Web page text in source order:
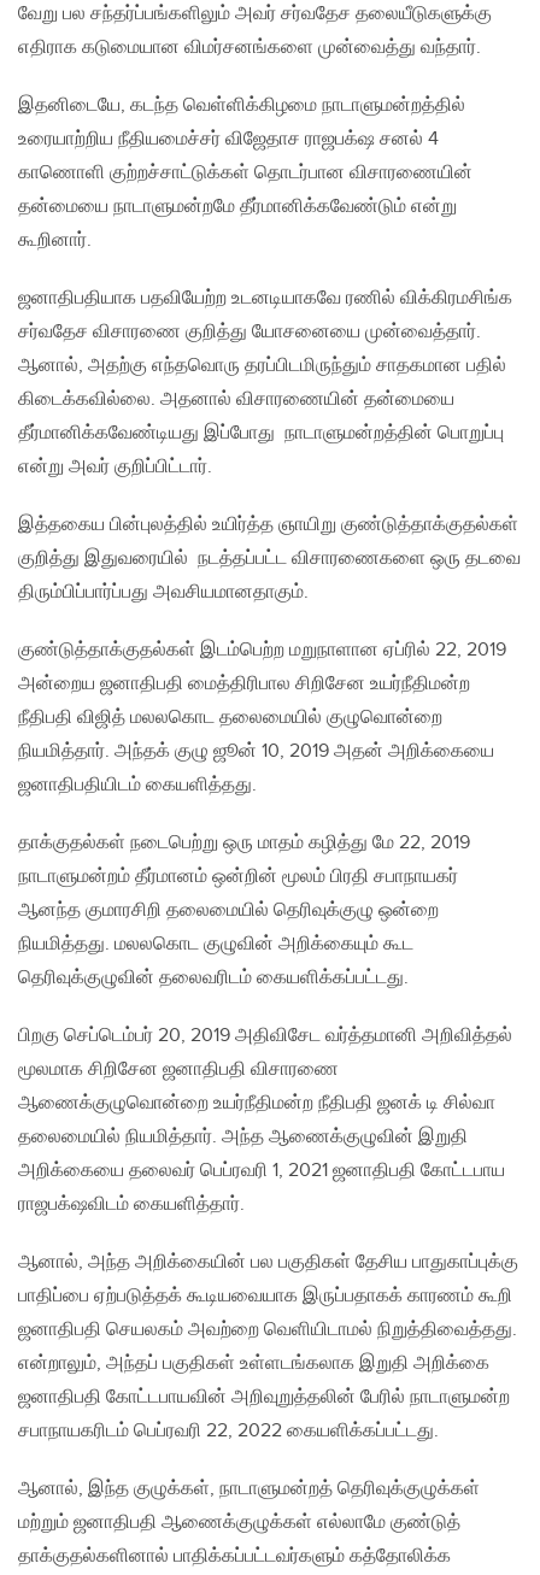
வேறு பல சந்தர்ப்பங்களிலும் அவர் சர்வதேச தலையீடுகளுக்கு
எதிராக கடுமையான விமர்சனங்களை முன்வைத்து வந்தார்.
இதனிடையே, கடந்த வெள்ளிக்கிழமை நாடாளுமன்றத்தில்
உரையாற்றிய நீதியமைச்சர் விஜேதாச ராஜபக்‌ஷ சனல் 4
காணொளி குற்றச்சாட்டுக்கள் தொடர்பான விசாரணையின்
தன்மையை நாடாளுமன்றமே தீர்மானிக்கவேண்டும் என்று
கூறினார்.
ஜனாதிபதியாக பதவியேற்ற உடனடியாகவே ரணில் விக்கிரமசிங்க
சர்வதேச விசாரணை குறித்து யோசனையை முன்வைத்தார்.
ஆனால், அதற்கு எந்தவொரு தரப்பிடமிருந்தும் சாதகமான பதில்
கிடைக்கவில்லை. அதனால் விசாரணையின் தன்மையை
தீர்மானிக்கவேண்டியது இப்போது நாடாளுமன்றத்தின் பொறுப்பு
என்று அவர் குறிப்பிட்டார்.
இத்தகைய பின்புலத்தில் உயிர்த்த ஞாயிறு குண்டுத்தாக்குதல்கள்
குறித்து இதுவரையில் நடத்தப்பட்ட விசாரணைகளை ஒரு தடவை
திரும்பிப்பார்ப்பது அவசியமானதாகும்.
குண்டுத்தாக்குதல்கள் இடம்பெற்ற மறுநாளான ஏப்ரில் 22, 2019
அன்றைய ஜனாதிபதி மைத்திரிபால சிறிசேன உயர்நீதிமன்ற
நீதிபதி விஜித் மலலகொட தலைமையில் குழுவொன்றை
நியமித்தார். அந்தக் குழு ஜூன் 10, 2019 அதன் அறிக்கையை
ஜனாதிபதியிடம் கையளித்தது.
தாக்குதல்கள் நடைபெற்று ஒரு மாதம் கழித்து மே 22, 2019
நாடாளுமன்றம் தீர்மானம் ஒன்றின் மூலம் பிரதி சபாநாயகர்
ஆனந்த குமாரசிறி தலைமையில் தெரிவுக்குழு ஒன்றை
நியமித்தது. மலலகொட குழுவின் அறிக்கையும் கூட
தெரிவுக்குழுவின் தலைவரிடம் கையளிக்கப்பட்டது.
பிறகு செப்டெம்பர் 20, 2019 அதிவிசேட வர்த்தமானி அறிவித்தல்
மூலமாக சிறிசேன ஜனாதிபதி விசாரணை
ஆணைக்குழுவொன்றை உயர்நீதிமன்ற நீதிபதி ஜனக் டி சில்வா
தலைமையில் நியமித்தார். அந்த ஆணைக்குழுவின் இறுதி
அறிக்கையை தலைவர் பெப்ரவரி 1, 2021 ஜனாதிபதி கோட்டபாய
ராஜபக்‌ஷவிடம் கையளித்தார்.
ஆனால், அந்த அறிக்கையின் பல பகுதிகள் தேசிய பாதுகாப்புக்கு
பாதிப்பை ஏற்படுத்தக் கூடியவையாக இருப்பதாகக் காரணம் கூறி
ஜனாதிபதி செயலகம் அவற்றை வெளியிடாமல் நிறுத்திவைத்தது.
என்றாலும், அந்தப் பகுதிகள் உள்ளடங்கலாக இறுதி அறிக்கை
ஜனாதிபதி கோட்டபாயவின் அறிவுறுத்தலின் பேரில் நாடாளுமன்ற
சபாநாயகரிடம் பெப்ரவரி 22, 2022 கையளிக்கப்பட்டது.
ஆனால், இந்த குழுக்கள், நாடாளுமன்றத் தெரிவுக்குழுக்கள்
மற்றும் ஜனாதிபதி ஆணைக்குழுக்கள் எல்லாமே குண்டுத்
தாக்குதல்களினால் பாதிக்கப்பட்டவர்களும் கத்தோலிக்க